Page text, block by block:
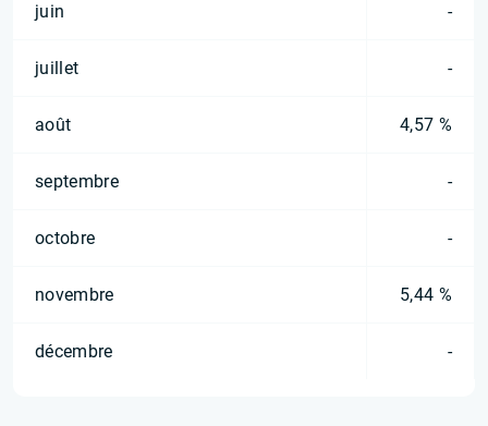
juin -
juillet -
août 4,57 %
septembre -
octobre -
novembre 5,44 %
décembre -